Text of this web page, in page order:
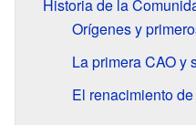
Historia de la
Orígenes y
La primera CAO y
El renacimiento